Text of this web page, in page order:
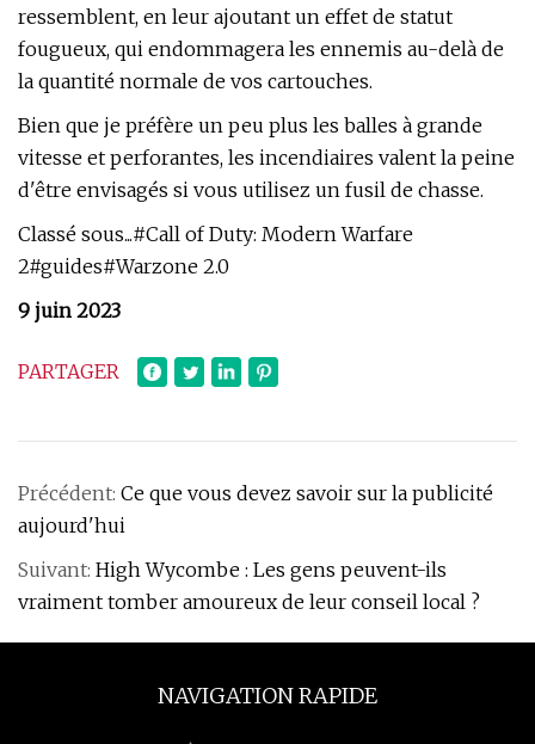
ressemblent, en leur ajoutant un effet de statut
fougueux, qui endommagera les ennemis au-delà de
la quantité normale de vos cartouches.
Bien que je préfère un peu plus les balles à grande
vitesse et perforantes, les incendiaires valent la peine
d'être envisagés si vous utilisez un fusil de chasse.
Classé sous...#Call of Duty: Modern Warfare
2#guides#Warzone 2.0
9 juin 2023
PARTAGER
Précédent: Ce que vous devez savoir sur la publicité
aujourd'hui
Suivant: High Wycombe : Les gens peuvent-ils
vraiment tomber amoureux de leur conseil local ?
NAVIGATION RAPIDE